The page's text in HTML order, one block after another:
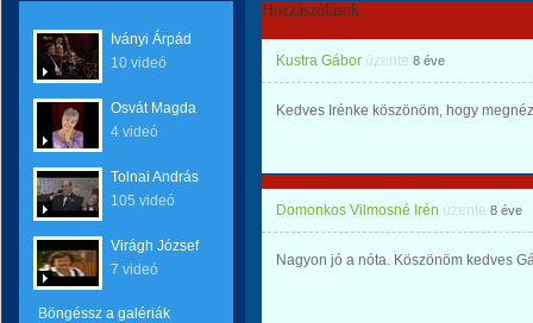
Iványi Árpád
10 videó
Osvát Magda
4 videó
Tolnai András
105 videó
Virágh József
7 videó
Böngéssz a galériák
Hozzászólások
Kustra Gábor üzente 8 éve
Kedves Irénke köszönöm, hogy
Domonkos Vilmosné Irén üzente 8 éve
Nagyon jó a nóta. Köszönöm kedves